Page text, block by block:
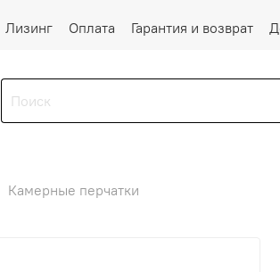
Лизинг Оплата Гарантия и возврат
Камерные перчатки